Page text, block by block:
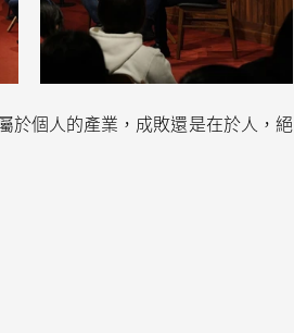
於個人的產業，成敗還是在於人，絕